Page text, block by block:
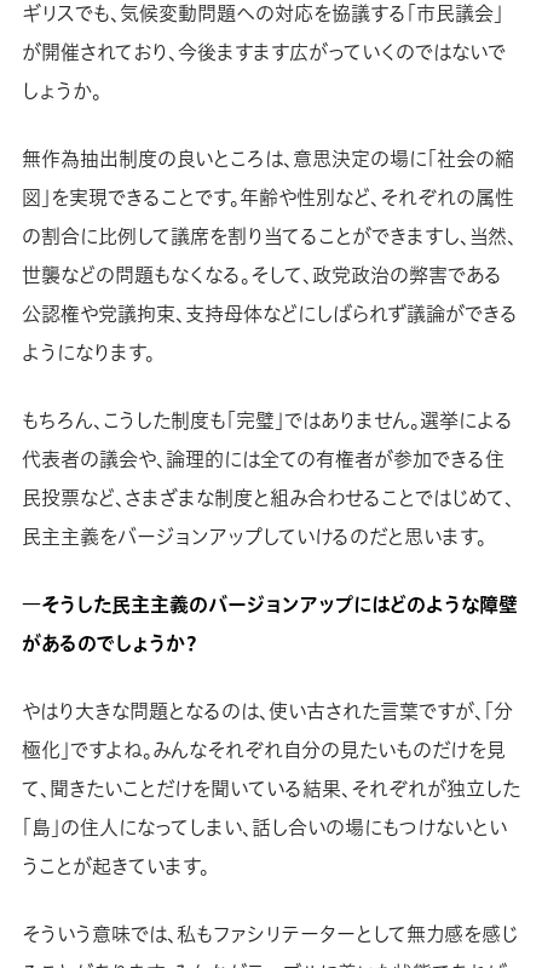
ギリスでも、気候変動問題への対応を協議する「市民議会」
が開催されており、今後ますます広がっていくのではないで
しょうか。
無作為抽出制度の良いところは、意思決定の場に「社会の縮
図」を実現できることです。年齢や性別など、それぞれの属性
の割合に比例して議席を割り当てることができますし、当然、
世襲などの問題もなくなる。そして、政党政治の弊害である
公認権や党議拘束、支持母体などにしばられず議論ができる
ようになります。
もちろん、こうした制度も「完璧」ではありません。選挙による
代表者の議会や、論理的には全ての有権者が参加できる住
民投票など、さまざまな制度と組み合わせることではじめて、
民主主義をバージョンアップしていけるのだと思います。
―そうした民主主義のバージョンアップにはどのような障壁
があるのでしょうか？
やはり大きな問題となるのは、使い古された言葉ですが、「分
極化」ですよね。みんなそれぞれ自分の見たいものだけを見
て、聞きたいことだけを聞いている結果、それぞれが独立した
「島」の住人になってしまい、話し合いの場にもつけないとい
うことが起きています。
そういう意味では、私もファシリテーターとして無力感を感じ